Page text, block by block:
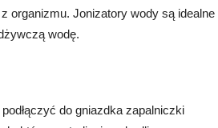
organizmu. Jonizatory wody są idealne
wodę.
do gniazdka zapalniczki